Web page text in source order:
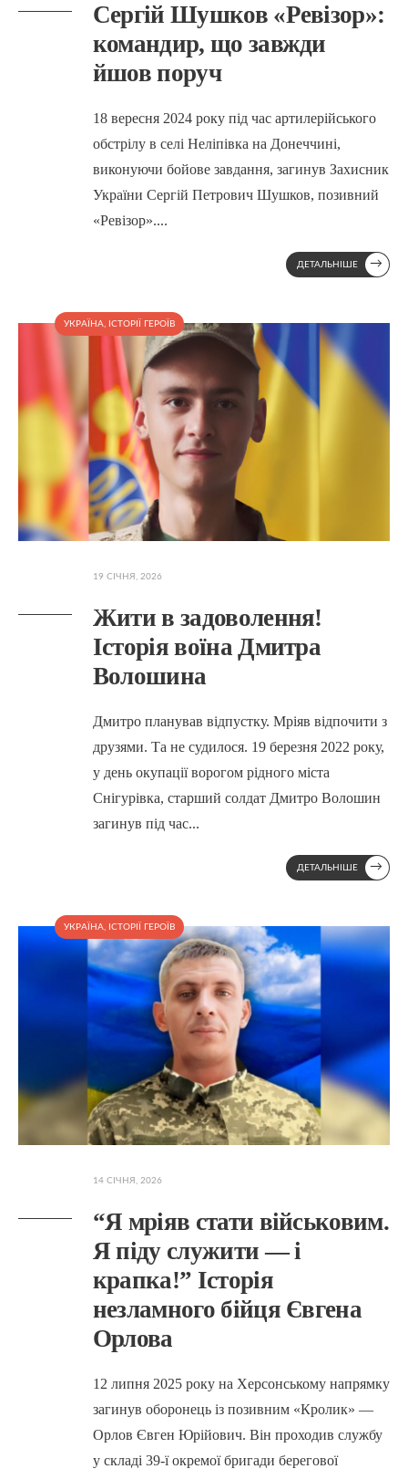
Сергій Шушков «Ревізор»:
командир, що завжди
йшов поруч
18 вересня 2024 року під час артилерійського
обстрілу в селі Неліпівка на Донеччині,
виконуючи бойове завдання, загинув Захисник
України Сергій Петрович Шушков, позивний
«Ревізор»....
ДЕТАЛЬНІШЕ →
УКРАЇНА ІСТОРІЇ ГЕРОЇВ
19 СІЧНЯ, 2026
Жити в задоволення!
Історія воїна Дмитра
Волошина
Дмитро планував відпустку. Мріяв відпочити з
друзями. Та не судилося. 19 березня 2022 року,
у день окупації ворогом рідного міста
Снігурівка, старший солдат Дмитро Волошин
загинув під час...
ДЕТАЛЬНІШЕ →
УКРАЇНА, ІСТОРІЇ ГЕРОЇВ
14 СІЧНЯ, 2026
“Я мріяв стати військовим.
Я піду служити — і
крапка!” Історія
незламного бійця Євгена
Орлова
12 липня 2025 року на Херсонському напрямку
загинув оборонець із позивним «Кролик» —
Орлов Євген Юрійович. Він проходив службу
у складі 39-ї окремої бригади берегової